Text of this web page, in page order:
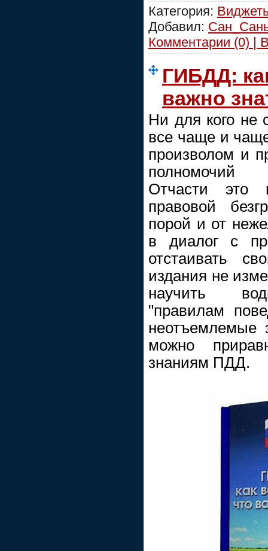
Категория:
Добавил:
Комментарии (0) |
ГИБДД:
важно
Ни для кого не
все чаще и
произволом и
полномочий
Отчасти это
правовой
порой и от
в диалог с
отстаивать
издания не
научить
"правилам
неотъемлемые
можно
знаниям ПДД.